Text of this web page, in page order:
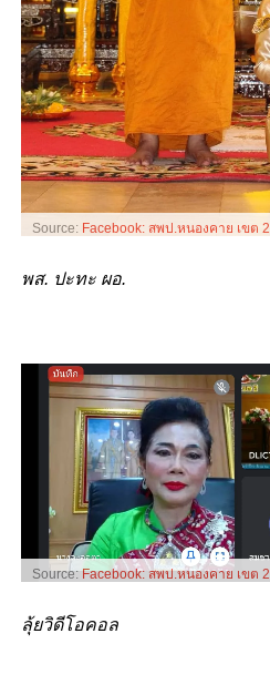
Source: Facebook: สพป.หนองคาย เขต 2
พส. ปะทะ ผอ.
Source:Facebook: สพป.หนองคาย เขต 2
ลุ้ยวิดีโอคอล